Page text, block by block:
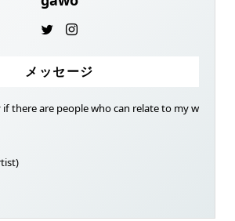
メッセージ
there are people who can relate to my w